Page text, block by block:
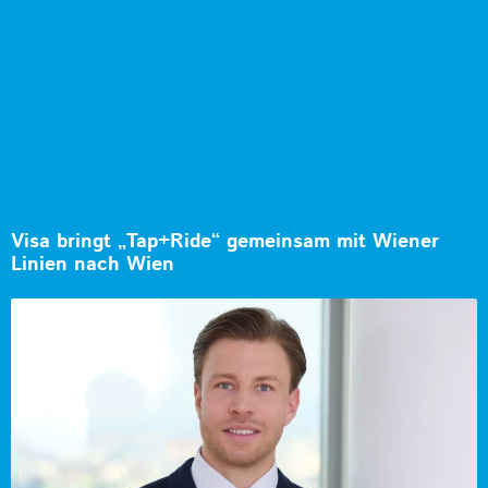
Visa bringt „Tap+Ride“ gemeinsam mit Wiener
Linien nach Wien